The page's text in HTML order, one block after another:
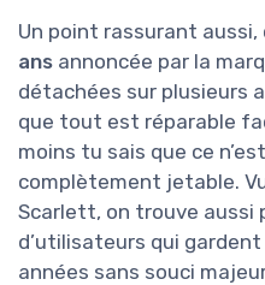
Un point rassurant aussi,
ans annoncée par la
détachées sur plusieurs
que tout est réparable
moins tu sais que ce
complètement jetable.
Scarlett, on trouve aussi
d’utilisateurs qui
années sans souci